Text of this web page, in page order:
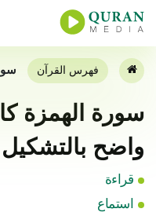
فهرس القرآن
سورة الهمزة
واضح بالتشكيل
قراءة
استماع